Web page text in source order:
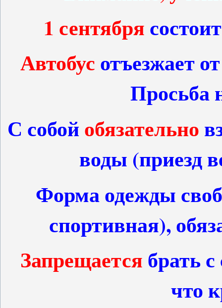
1 сентября
Автобусотъезжает
Просьба
С собойобязательно
воды (приезд
Форма одежды
спортивная),
Запрещаетсябрать
что